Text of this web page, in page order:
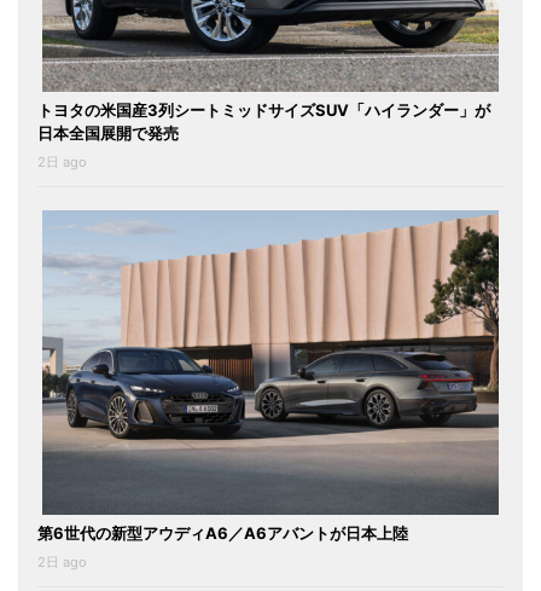
トヨタの米国産3列シートミッドサイズSUV「ハイランダー」が
日本全国展開で発売
2日 ago
第6世代の新型アウディA6／A6アバントが日本上陸
2日 ago